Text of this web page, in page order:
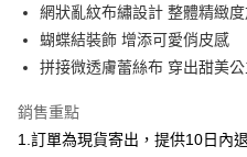
上海商業儲蓄銀行
國泰世華商業銀行
臺灣中小企業銀行
聯邦商業銀行
元大商業銀行
LINE Pay
Apple Pay
悠遊付
網狀亂紋布繡設計 整體精緻
蝴蝶結裝飾 增添可愛俏皮感
拼接微透膚蕾絲布 穿出甜美
銷售重點
1.訂單為現貨寄出，提供10日內